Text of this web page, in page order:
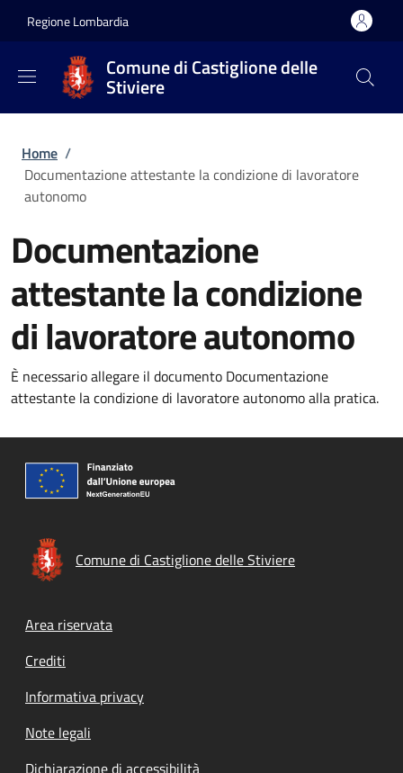
Regione Lombardia
Comune di Castiglione delle
Stiviere
Briciole di pane
Home /
Documentazione attestante la condizione di lavoratore
autonomo
Documentazione
attestante la condizione
di lavoratore autonomo
È necessario allegare il documento Documentazione
attestante la condizione di lavoratore autonomo alla pratica.
Comune di Castiglione delle Stiviere
Footer menu
Area riservata
Crediti
Informativa privacy
Note legali
Dichiarazione di accessibilità